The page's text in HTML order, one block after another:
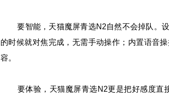
要智能，天猫魔屏青选N2自然不会掉队。设
的时候就对焦完成，无需手动操作；内置语音
容。
要体验，天猫魔屏青选N2更是把好感度直